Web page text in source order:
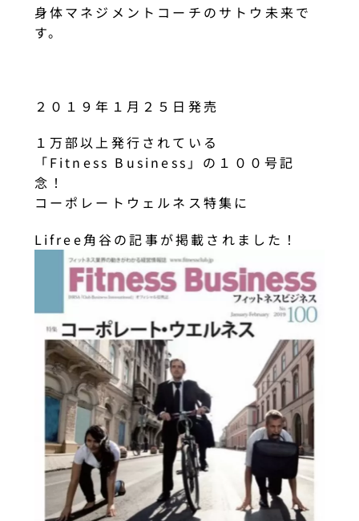
身体マネジメントコーチのサトウ未来で
す。
２０１９年１月２５日発売
１万部以上発行されている
「Fitness Business」の１００号記
念！
コーポレートウェルネス特集に
Lifree角谷の記事が掲載されました！